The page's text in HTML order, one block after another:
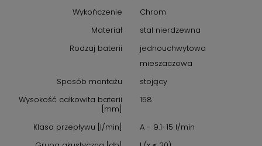
Wykończenie
Chrom
Materiał
stal nierdzewna
Rodzaj baterii
jednouchwytowa
mieszaczowa
Sposób montażu
stojący
Wysokość całkowita baterii
[mm]
158
Klasa przepływu [l/min]
A - 9.1-15 l/min